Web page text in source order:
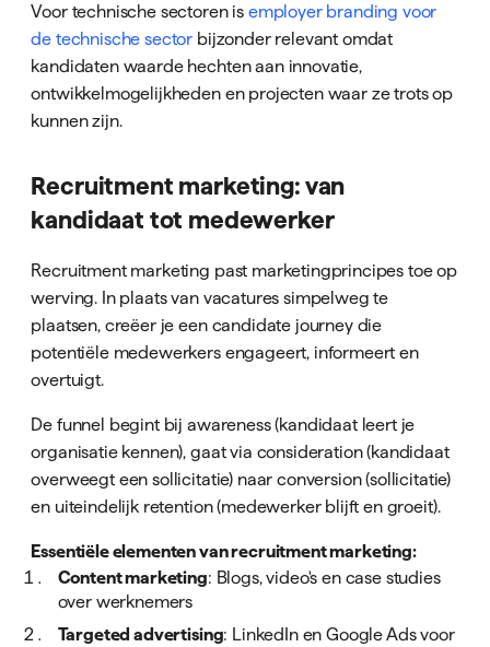
Voor technische sectoren is employer branding voor
de technische sector bijzonder relevant omdat
kandidaten waarde hechten aan innovatie,
ontwikkelmogelijkheden en projecten waar ze trots op
kunnen zijn.
Recruitment marketing: van
kandidaat tot medewerker
Recruitment marketing past marketingprincipes toe op
werving. In plaats van vacatures simpelweg te
plaatsen, creëer je een candidate journey die
potentiële medewerkers engageert, informeert en
overtuigt.
De funnel begint bij awareness (kandidaat leert je
organisatie kennen), gaat via consideration (kandidaat
overweegt een sollicitatie) naar conversion (sollicitatie)
en uiteindelijk retention (medewerker blijft en groeit).
Essentiële elementen van recruitment marketing:
Content marketing: Blogs, video's en case studies
over werknemers
Targeted advertising: LinkedIn en Google Ads voor